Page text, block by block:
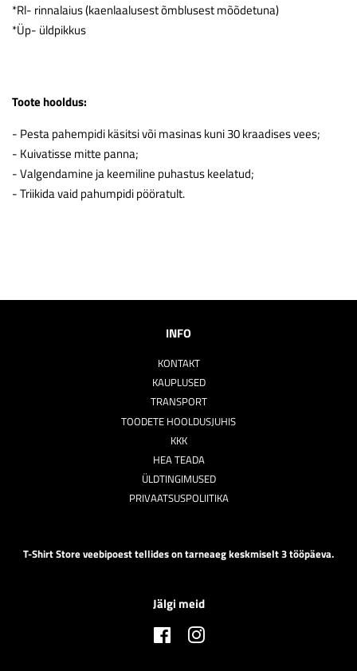
*Rl- rinnalaius (kaenlaalusest õmblusest mõõdetuna)
*Üp- üldpikkus
Toote hooldus:
- Pesta pahempidi käsitsi või masinas kuni 30 kraadises vees;
- Kuivatisse mitte panna;
- Valgendamine ja keemiline puhastus keelatud;
- Triikida vaid pahumpidi pööratult.
INFO
KONTAKT
KAUPLUSED
TRANSPORT
TOODETE HOOLDUSJUHIS
KKK
HEA TEADA
ÜLDTINGIMUSED
PRIVAATSUSPOLIITIKA
T-Shirt Store veebipoest tellides on tarneaeg keskmiselt 3 tööpäeva.
Jälgi meid
FacebookInstagram